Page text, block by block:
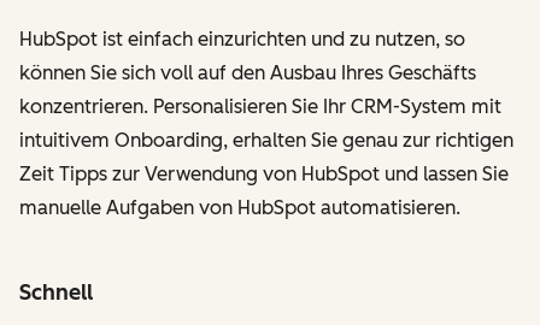
HubSpot ist einfach einzurichten und zu nutzen, so
können Sie sich voll auf den Ausbau Ihres Geschäfts
konzentrieren. Personalisieren Sie Ihr CRM-System mit
intuitivem Onboarding, erhalten Sie genau zur richtigen
Zeit Tipps zur Verwendung von HubSpot und lassen Sie
manuelle Aufgaben von HubSpot automatisieren.
Schnell